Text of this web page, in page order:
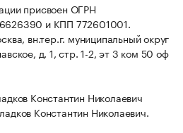
присвоен ОГРН
и КПП 772601001.
вн.тер.г. муниципальный округ
д. 1, стр. 1-2, эт 3 ком 50 оф
Константин Николаевич
Константин Николаевич.